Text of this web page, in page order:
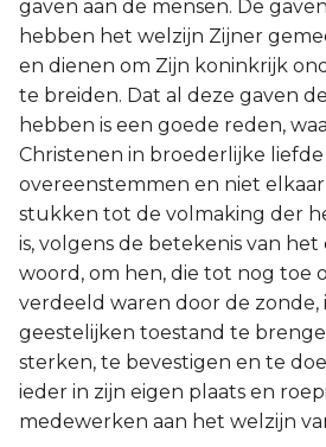
gaven aan de mensen. De
hebben het welzijn Zijner
en dienen om Zijn koninkrijk
te breiden. Dat al deze gaven
hebben is een goede reden,
Christenen in broederlijke
overeenstemmen en niet
stukken tot de volmaking der
is, volgens de betekenis van
woord, om hen, die tot nog toe
verdeeld waren door de
geestelijken toestand te
sterken, te bevestigen en te
ieder in zijn eigen plaats en
medewerken aan het welzijn